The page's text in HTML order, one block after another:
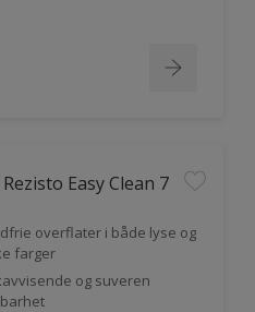
Easy Clean 7
overflater i både lyse og
farger
og suveren